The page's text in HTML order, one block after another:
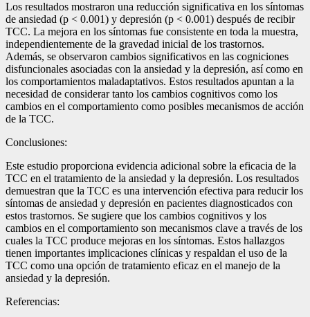
Los resultados mostraron una reducción significativa en los síntomas
de ansiedad (p < 0.001) y depresión (p < 0.001) después de recibir
TCC. La mejora en los síntomas fue consistente en toda la muestra,
independientemente de la gravedad inicial de los trastornos.
Además, se observaron cambios significativos en las cogniciones
disfuncionales asociadas con la ansiedad y la depresión, así como en
los comportamientos maladaptativos. Estos resultados apuntan a la
necesidad de considerar tanto los cambios cognitivos como los
cambios en el comportamiento como posibles mecanismos de acción
de la TCC.
Conclusiones:
Este estudio proporciona evidencia adicional sobre la eficacia de la
TCC en el tratamiento de la ansiedad y la depresión. Los resultados
demuestran que la TCC es una intervención efectiva para reducir los
síntomas de ansiedad y depresión en pacientes diagnosticados con
estos trastornos. Se sugiere que los cambios cognitivos y los
cambios en el comportamiento son mecanismos clave a través de los
cuales la TCC produce mejoras en los síntomas. Estos hallazgos
tienen importantes implicaciones clínicas y respaldan el uso de la
TCC como una opción de tratamiento eficaz en el manejo de la
ansiedad y la depresión.
Referencias: